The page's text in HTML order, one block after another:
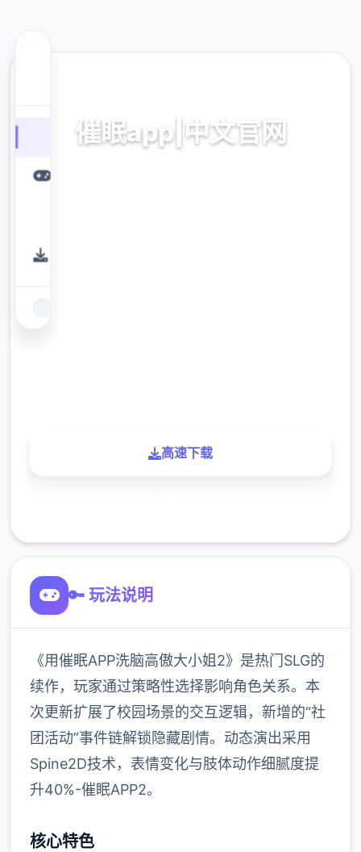
催眠app|中文官网
高速下载
🔑 玩法说明
《用催眠APP洗脑高傲大小姐2》是热门SLG的
续作，玩家通过策略性选择影响角色关系。本
次更新扩展了校园场景的交互逻辑，新增的“社
团活动”事件链解锁隐藏剧情。动态演出采用
Spine2D技术，表情变化与肢体动作细腻度提
升40%-催眠APP2。
核心特色